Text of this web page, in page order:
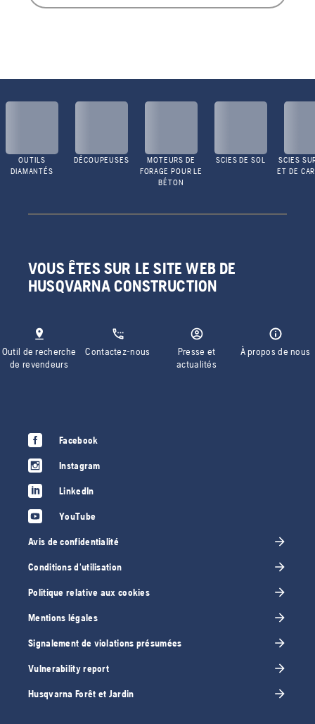
OUTILS
DIAMANTÉS
DÉCOUPEUSES
MOTEURS DE
FORAGE POUR LE
BÉTON
SCIES DE SOL
SCIES
ET DE
VOUS ÊTES SUR LE SITE WEB DE
HUSQVARNA CONSTRUCTION
Outil de recherche
de revendeurs
Contactez-nous
Presse et
actualités
À propos de nous
Facebook
Instagram
LinkedIn
YouTube
Avis de confidentialité
Conditions d'utilisation
Politique relative aux cookies
Mentions légales
Signalement de violations présumées
Vulnerability report
Husqvarna Forêt et Jardin